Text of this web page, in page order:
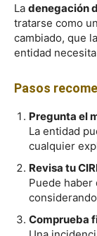
La denegación
tratarse como
cambiado, que
entidad
Pasos
Pregunta el
La entidad
cualquier
Revisa tu
Puede haber
Comprueba